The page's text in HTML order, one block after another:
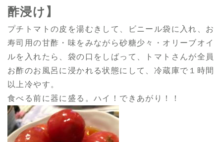
酢浸け】
プチトマトの皮を湯むきして、ビニール袋に入れ、お
寿司用の甘酢・味をみながら砂糖少々・オリーブオイ
ルを入れたら、袋の口をしばって、トマトさんが全員
お酢のお風呂に浸かれる状態にして、冷蔵庫で１時間
以上冷やす。
食べる前に器に盛る。ハイ！できあがり！！